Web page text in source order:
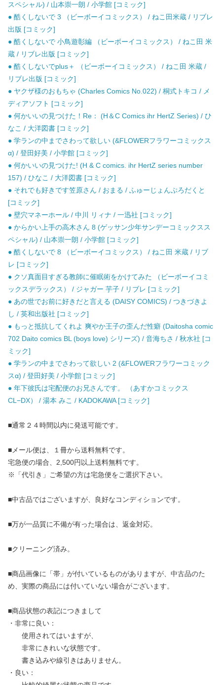
スペシャル) / 山本崇一朗 / 小学館 [コミック]
● 酷くしないで 3 （ビーボーイコミックス） / ねこ田米蔵 / リブレ
出版 [コミック]
● 酷くしないで 小鳥遊彰編 （ビーボーイコミックス） / ねこ田 米
蔵 / リブレ出版 [コミック]
● 酷くしないでplus＋ （ビーボーイコミックス） / ねこ田 米蔵 /
リブレ出版 [コミック]
● ヤクザ様のおもちゃ (Charles Comics No.022) / 桐式トキコ / メ
ディアソフト [コミック]
● 何かいいの見つけた！Re： (H＆C Comics ihr HertZ Series) / ひ
なこ / 大洋図書 [コミック]
● 学ランの中までさわって欲しい (&FLOWERフラワーコミックス
α) / 登田好美 / 小学館 [コミック]
● 何かいいの見つけた! (H & C comics. ihr HertZ series number
157) / ひなこ / 大洋図書 [コミック]
● それでも好きです笠原さん / おまる / ふゅーじょんぷろだくと
[コミック]
● 壁穴マネーホール / 中川 リィナ / 一迅社 [コミック]
● からかい上手の高木さん 8 (ゲッサン少年サンデーコミックスス
ペシャル) / 山本崇一朗 / 小学館 [コミック]
● 酷くしないで 8 （ビーボーイコミックス） / ねこ田 米蔵 / リブ
レ [コミック]
● クソ真面目すぎる教師に催眠術をかけてみた （ビーボーイコミ
ックスデラックス） / ジャガー 芋子 / リブレ [コミック]
● あの世でお前に好きだと言える (DAISY COMICS) / つきづきよ
し / 英和出版社 [コミック]
● もっと抵抗してくれよ 爽やか王子の歪んだ性癖 (Daitosha comic
702 Daito comics BL (boys love) シリーズ) / 音海ちさ / 秋水社 [コ
ミック]
● 学ランの中までさわって欲しい 2 (&FLOWERフラワーコミック
スα) / 登田好美 / 小学館 [コミック]
● 年下彼氏は宅配便のお兄さんです。 （あすかコミックス
CL−DX） / 湯本 みこ / KADOKAWA [コミック]
■通常２４時間以内に発送可能です。
■メール便は、１冊から送料無料です。
宅急便の場合、2,500円以上送料無料です。
※「代引き」ご希望の方は宅急便をご選択下さい。
■中古品ではございますが、良好なコンディションです。
■万が一品質に不備が有った場合は、返金対応。
■クリーニング済み。
■商品画像に「帯」が付いているものがありますが、中古品のた
め、実際の商品には付いていない場合がございます。
■商品状態の表記につきまして
・非常に良い：
使用されてはいますが、
非常にきれいな状態です。
書き込みや線引きはありません。
・良い：